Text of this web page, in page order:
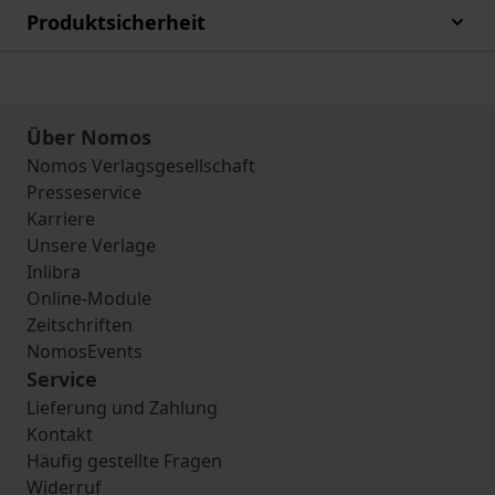
Produktsicherheit
Über Nomos
Nomos Verlagsgesellschaft
Presseservice
Karriere
Unsere Verlage
Inlibra
Online-Module
Zeitschriften
NomosEvents
Service
Lieferung und Zahlung
Kontakt
Häufig gestellte Fragen
Widerruf